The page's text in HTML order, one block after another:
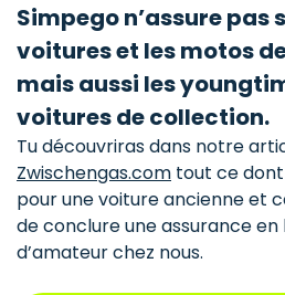
Simpego n’assure pas
voitures et les motos
mais aussi les
voitures de collection.
Tu découvriras dans notre
Zwischengas.com tout ce
pour une voiture ancienne et
de conclure une assurance
d’amateur chez nous.